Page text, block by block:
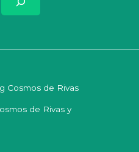
Cosmos de Rivas
de Rivas y